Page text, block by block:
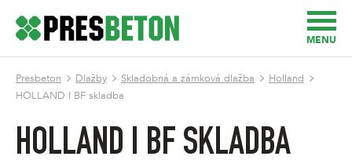
MENU
Presbeton Dlažby Skladobná a zámková dlažba
Holland
HOLLAND I BF skladba
HOLLAND I BF SKLADBA